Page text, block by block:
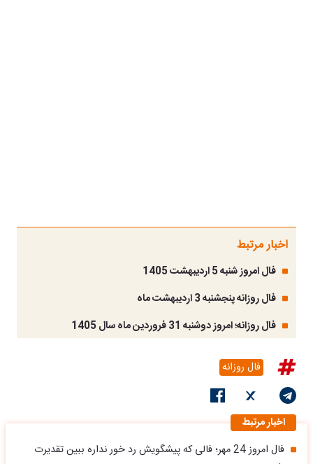
اخبار مرتبط
فال امروز شنبه 5 اردیبهشت 1405
فال روزانه پنجشنبه 3 اردیبهشت ماه
فال روزانه؛ امروز دوشنبه 31 فروردین ماه سال 1405
فال روزانه
اخبار مرتبط
فال امروز 24 مهر؛ فالی که پیشگویش رد خور نداره ببین تقدیرت